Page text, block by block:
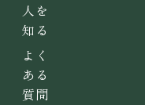
人を
知る
よく
ある
質問